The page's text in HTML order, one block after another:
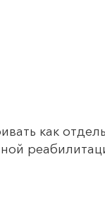
как